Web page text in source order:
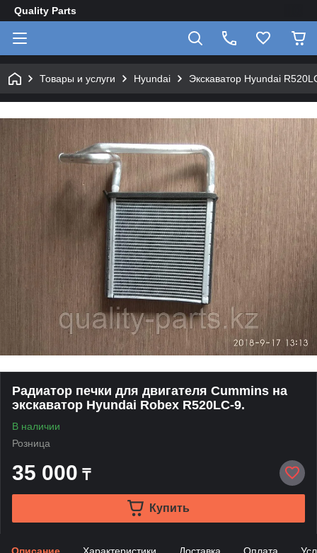
Quality Parts
Товары и услуги Hyundai Экскаватор Hyundai
Радиатор печки для двигателя Cummins на
экскаватор Hyundai Robex R520LC-9.
В наличии
Розница
35 000 ₸
Купить
Описание Характеристики Доставка Оплата